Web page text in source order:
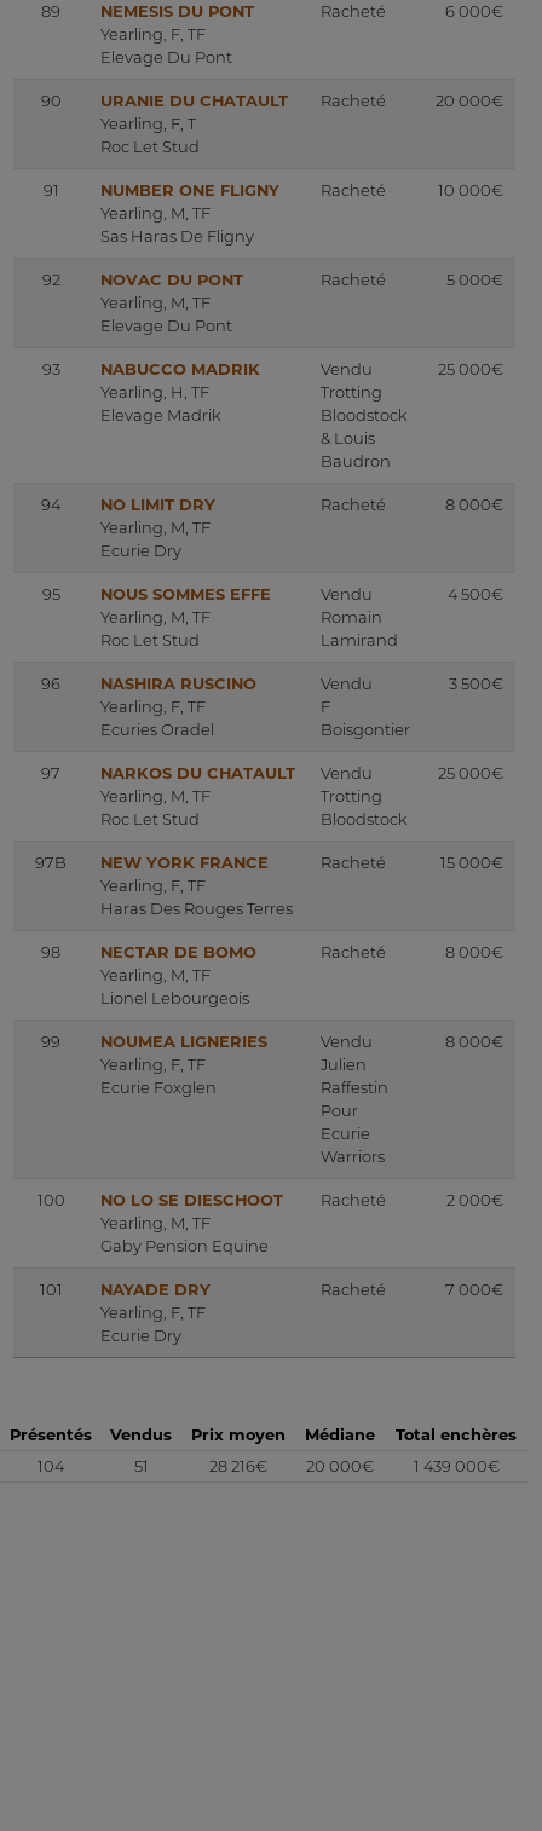
89
NEMESIS DU PONT
Yearling, F, TF
Elevage Du Pont
Racheté 6 000€
90
URANIE DU CHATAULT
Yearling, F, T
Roc Let Stud
Racheté 20 000€
91
NUMBER ONE FLIGNY
Yearling, M, TF
Sas Haras De Fligny
Racheté 10 000€
92
NOVAC DU PONT
Yearling, M, TF
Elevage Du Pont
Racheté 5 000€
93
NABUCCO MADRIK
Yearling, H, TF
Elevage Madrik
Vendu
Trotting
Bloodstock
& Louis
Baudron
25 000€
94
NO LIMIT DRY
Yearling, M, TF
Ecurie Dry
Racheté 8 000€
95
NOUS SOMMES EFFE
Yearling, M, TF
Roc Let Stud
Vendu
Romain
Lamirand
4 500€
96
NASHIRA RUSCINO
Yearling, F, TF
Ecuries Oradel
Vendu
F
Boisgontier
3 500€
97
NARKOS DU CHATAULT
Yearling, M, TF
Roc Let Stud
Vendu
Trotting
Bloodstock
25 000€
97B
NEW YORK FRANCE
Yearling, F, TF
Haras Des Rouges Terres
Racheté 15 000€
98
NECTAR DE BOMO
Yearling, M, TF
Lionel Lebourgeois
Racheté 8 000€
99
NOUMEA LIGNERIES
Yearling, F, TF
Ecurie Foxglen
Vendu
Julien
Raffestin
Pour
Ecurie
Warriors
8 000€
100
NO LO SE DIESCHOOT
Yearling, M, TF
Gaby Pension Equine
Racheté 2 000€
101
NAYADE DRY
Yearling, F, TF
Ecurie Dry
Racheté 7 000€
Présentés Vendus Prix moyen Médiane
Total enchères
104
51 28 216€ 20 000€ 1 439 000€